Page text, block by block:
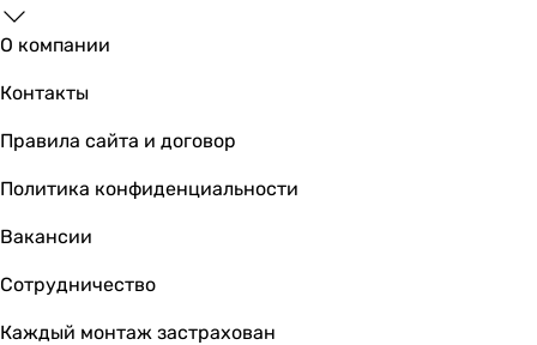
О компании
Контакты
Правила сайта и договор
Политика конфиденциальности
Вакансии
Сотрудничество
Каждый монтаж застрахован